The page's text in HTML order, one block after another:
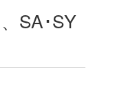
SA･SY